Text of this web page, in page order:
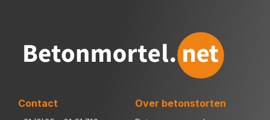
Contact Over betonstorten